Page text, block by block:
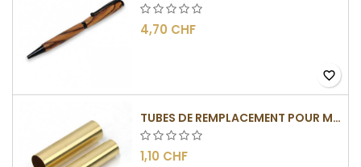
4,70 CHF
favorite_border
TUBES DE REMPLACEMENT POUR MÉCANISME SLIMLINE
1,10 CHF